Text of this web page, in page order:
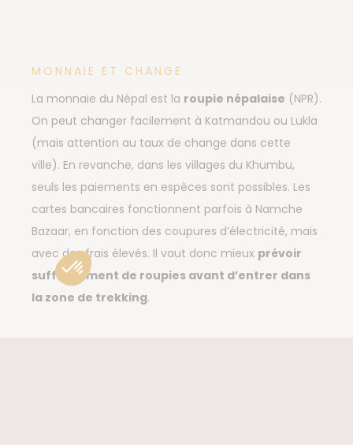
MONNAIE ET CHANGE
La monnaie du Népal est la roupie népalaise (NPR).
On peut changer facilement à Katmandou ou Lukla
(mais attention au taux de change dans cette
ville). En revanche, dans les villages du Khumbu,
seuls les paiements en espèces sont possibles. Les
cartes bancaires fonctionnent parfois à Namche
Bazaar, en fonction des coupures d’électricité, mais
avec des frais élevés. Il vaut donc mieux prévoir
suffisamment de roupies avant d’entrer dans
la zone de trekking.